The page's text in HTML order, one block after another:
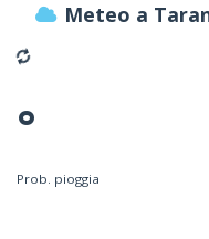
Meteo a
°
Prob. pioggia